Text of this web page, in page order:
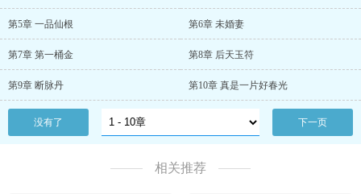
第5章 一品仙根 第6章 未婚妻
第7章 第一桶金 第8章 后天玉符
第9章 断脉丹 第10章 真是一片好春光
没有了 下一页
相关推荐